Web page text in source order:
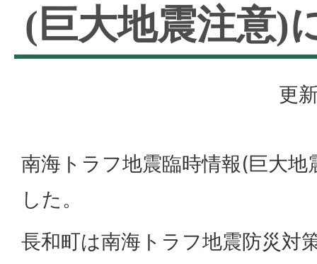
(巨大地震注意)
更
南海トラフ地震臨時情報(巨大
した。
長和町は南海トラフ地震防災対